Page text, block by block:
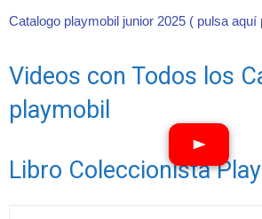
Catalogo playmobil junior 2025 ( pulsa aquí
Videos con Todos los
playmobil
Libro Coleccionista